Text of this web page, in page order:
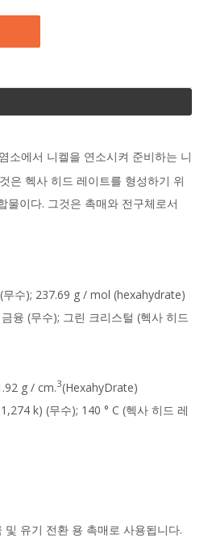
소에서 니켈을 연소시켜 준비하는 니
은 헥사 히드 레이트를 형성하기 위
물이다. 그것은 촉매와 전구체로서
수); 237.69 g / mol (hexahydrate)
융 (무수); 그린 크리스털 (헥사 히드
g / cm.3(HexahyDrate)
k) (무수); 140 ° C (헥사 히드 레
유기 전환 용 촉매로 사용됩니다.